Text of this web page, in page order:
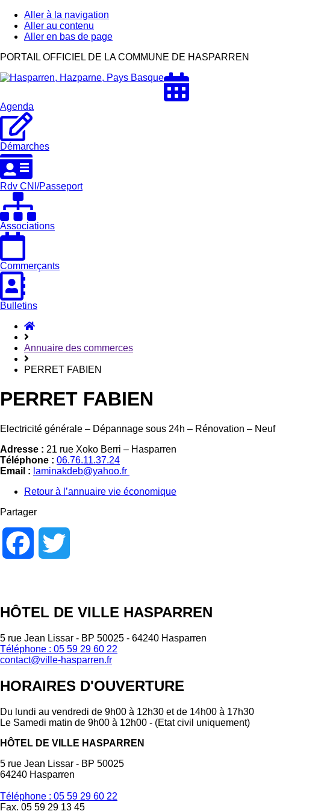
Aller à la navigation
Aller au contenu
Aller en bas de page
Hasparren,
Pays
PORTAIL OFFICIEL DE LA COMMUNE DE HASPARREN
Agenda
Démarches
Rdv CNI/Passeport
Associations
Commerçants
Bulletins
Accueil
Annuaire des commerces
PERRET FABIEN
PERRET FABIEN
Electricité générale – Dépannage sous 24h – Rénovation – Neuf
Adresse : 21 rue Xoko Berri – Hasparren
Téléphone : 06.76.11.37.24
Email : laminakdeb@yahoo.fr
Retour à l’annuaire vie économique
Partager
Facebook
HÔTEL DE VILLE HASPARREN
5 rue Jean Lissar - BP 50025 - 64240 Hasparren
Téléphone : 05 59 29 60 22
contact@ville-hasparren.fr
HORAIRES D'OUVERTURE
Du lundi au vendredi de 9h00 à 12h30 et de 14h00 à 17h30
Le Samedi matin de 9h00 à 12h00 - (Etat civil uniquement)
HÔTEL DE VILLE HASPARREN
5 rue Jean Lissar - BP 50025
64240 Hasparren
Téléphone : 05 59 29 60 22
Fax. 05 59 29 13 45